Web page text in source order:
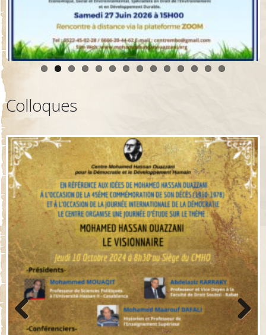
Colloques
Previo
Next